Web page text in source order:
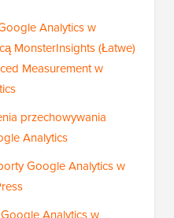
Analytics w
MonsterInsights (Łatwe)
Measurement w
przechowywania
Analytics
Google Analytics w
Analytics w